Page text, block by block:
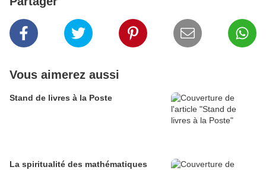
Vous aimerez aussi
Stand de livres à la Poste
La spiritualité des mathématiques